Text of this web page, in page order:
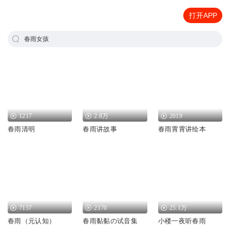
打开APP
春雨女孩
1217
春雨清明
2.8万
春雨讲故事
2019
春雨霄霄讲绘本
7157
春雨（元认知）
2170
春雨黏黏の试音集
25.1万
小楼一夜听春雨